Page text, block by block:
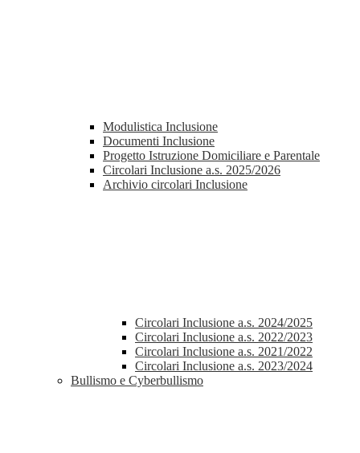
Modulistica Inclusione
Documenti Inclusione
Progetto Istruzione Domiciliare e Parentale
Circolari Inclusione a.s. 2025/2026
Archivio circolari Inclusione
Circolari Inclusione a.s. 2024/2025
Circolari Inclusione a.s. 2022/2023
Circolari Inclusione a.s. 2021/2022
Circolari Inclusione a.s. 2023/2024
Bullismo e Cyberbullismo